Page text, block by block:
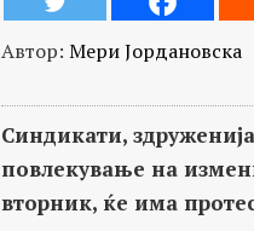
Автор: Мери Јордановска
Синдикати,
повлекување на
вторник, ќе има